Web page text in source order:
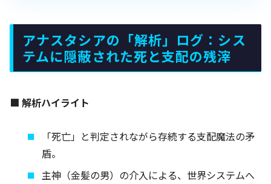
アナスタシアの「解析」ログ：シス
テムに隠蔽された死と支配の残滓
■ 解析ハイライト
「死亡」と判定されながら存続する支配魔法の矛
盾。
主神（金髪の男）の介入による、世界システムへ